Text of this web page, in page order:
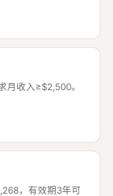
月收入≥$2,500。
，有效期3年可